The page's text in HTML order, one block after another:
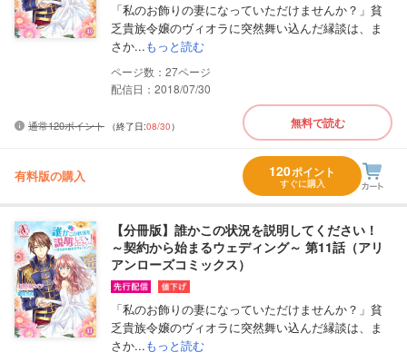
「私のお飾りの妻になっていただけませんか？」貧
乏貴族令嬢のヴィオラに突然舞い込んだ縁談は、ま
さか...もっと読む
27
配信日：2018/07/30
通常120ポイント （終了日:08/30） 無料で読む
有料版の購入 120ポイント
すぐに購入
【分冊版】誰かこの状況を説明してください！
～契約から始まるウェディング～ 第11話（アリ
アンローズコミックス）
「私のお飾りの妻になっていただけませんか？」貧
乏貴族令嬢のヴィオラに突然舞い込んだ縁談は、ま
さか...もっと読む